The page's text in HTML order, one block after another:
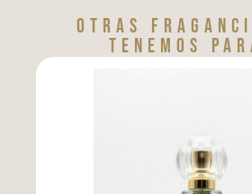
Otras
tenemos